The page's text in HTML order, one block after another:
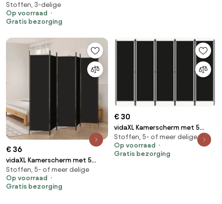
panelen 525x180 cm stof zwart
Stoffen, 3-delige
Op voorraad
Gratis bezorging
€ 36
vidaXL Kamerscherm met 5
panelen 250x200 cm stof
zwart
Stoffen, 5- of meer delige
Op voorraad
Gratis bezorging
€ 30
vidaXL Kamerscherm met 5
panelen 250x180 cm zwart
Stoffen, 5- of meer delige
Op voorraad
Gratis bezorging